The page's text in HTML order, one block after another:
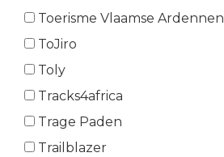
Toerisme Vlaamse Ardennen
ToJiro
Toly
Tracks4africa
Trage Paden
Trailblazer